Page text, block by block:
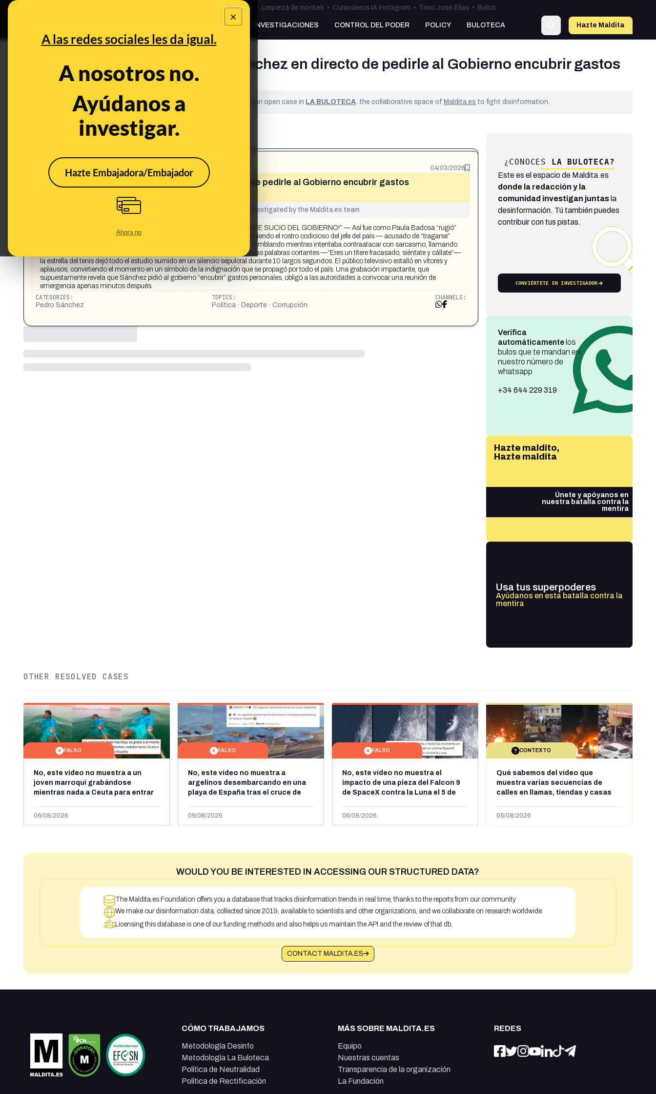
×
A las redes sociales les da igual.
A nosotros no.
Ayúdanos a
investigar.
Hazte Embajadora/Embajador
Ahora no
Bulos Ceuta • Limpieza de montes • Curanderos IA Instagram • Timo José Elías • Bulos
PREBUNKING INVESTIGACIONES CONTROL DEL PODER POLICY BULOTECA Hazte Maldita
¿Paula Badosa acusó a Pedro Sánchez en directo de pedirle al Gobierno encubrir gastos
personales?
This content has NOT yet been verified. It is an open case in LA BULOTECA: the collaborative space ofMaldita.es to fight disinformation.
What's being said: 04/03/2026
«Paula Badosa acusó a Pedro Sánchez en directo de pedirle al Gobierno encubrir gastos
This content has not yet been investigated by the Maldita.es team
https://www.facebook.com/share/1C4heqBbP8/ “¡SOLO ERES UN TÍTERE SUCIO DEL GOBIERNO!” — Así fue como Paula Badosa “rugió”
directamente a la cara de Pedro Sánchez en plena emisión en vivo, exponiendo el rostro codicioso del jefe del país — acusado de “tragarse”
millones de dólares del dinero de los contribuyentes. Sánchez palideció, temblando mientras intentaba contraatacar con sarcasmo, llamando
a Paula Badosa “una deportista joven arrogante”, pero con solo unas pocas palabras cortantes —“Eres un títere fracasado, siéntate y cállate”—
la estrella del tenis dejó todo el estudio sumido en un silencio sepulcral durante 10 largos segundos. El público televisivo estalló en vítores y
aplausos, convirtiendo el momento en un símbolo de la indignación que se propagó por todo el país. Una grabación impactante, que
supuestamente revela que Sánchez pidió al gobierno “encubrir” gastos personales, obligó a las autoridades a convocar una reunión de
emergencia apenas minutos después.
CATEGORIES:
Pedro Sánchez
TOPICS:
Política · Deporte · Corrupción
CHANNELS:
¿CONOCES LA BULOTECA?
Este es el espacio de Maldita.es
donde la redacción y la
comunidad investigan juntasla
desinformación. Tú también puedes
contribuir con tus pistas.
CONVIÉRTETE EN INVESTIGADOR
Verifica
automáticamentelos
bulos que te mandan en
nuestro número de
whatsapp
+34 644 229 319
Hazte maldito,
Hazte maldita
Únete y apóyanos en
nuestra batalla contra la
mentira
Usa tus superpoderes
Ayúdanos en esta batalla contra la
mentira
OTHER RESOLVED CASES
FALSO
No, este vídeo no muestra a un
joven marroquí grabándose
mientras nada a Ceuta para entrar
más de 450km de Ceuta y el autor lo
06/08/2026
FALSO
No, este vídeo no muestra a
argelinos desembarcando en una
playa de España tras el cruce de
de julio de 2026: son imágenes de
06/08/2026
FALSO
No, este vídeo no muestra el
impacto de una pieza del Falcon 9
de SpaceX contra la Luna el 5 de
menos abril de 2026
06/08/2026
CONTEXTO
Qué sabemos del vídeo que
muestra varias secuencias de
calles en llamas, tiendas y casas
supuestamente en España tras la
05/08/2026
WOULD YOU BE INTERESTED IN ACCESSING OUR STRUCTURED DATA?
The Maldita.es Foundation offers you a database that tracks disinformation trends in real time, thanks to the reports from our community
We make our disinformation data, collected since 2019, available to scientists and other organizations, and we collaborate on research worldwide.
Licensing this database is one of our funding methods and also helps us maintain the API and the review of that db.
CONTACT MALDITA.ES
CÓMO TRABAJAMOS
Metodología Desinfo
Metodología La Buloteca
Política de Neutralidad
Política de Rectificación
MÁS SOBRE MALDITA.ES
Equipo
Nuestras cuentas
Transparencia de la organización
La Fundación
REDES